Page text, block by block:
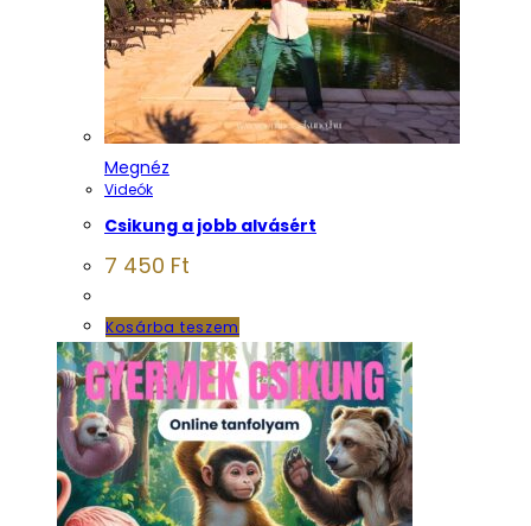
Megnéz
Videók
Csikung a jobb alvásért
7 450 Ft
Kosárba teszem